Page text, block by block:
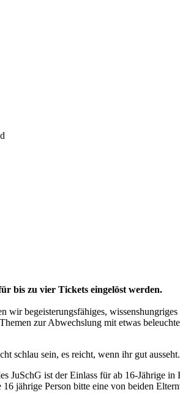
bis zu vier Tickets eingelöst werden.
begeisterungsfähiges,
zur Abwechslung mit etwas
schlau sein, es reicht, wenn ihr gut
JuSchG ist der Einlass für ab 16-Jährige
jährige Person bitte eine von beiden